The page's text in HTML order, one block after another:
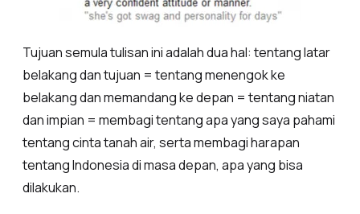
Tujuan semula tulisan ini adalah dua hal: tentang latar
belakang dan tujuan = tentang menengok ke
belakang dan memandang ke depan = tentang niatan
dan impian = membagi tentang apa yang saya pahami
tentang cinta tanah air, serta membagi harapan
tentang Indonesia di masa depan, apa yang bisa
dilakukan.